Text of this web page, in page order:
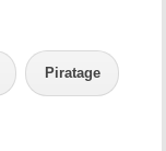
Piratage